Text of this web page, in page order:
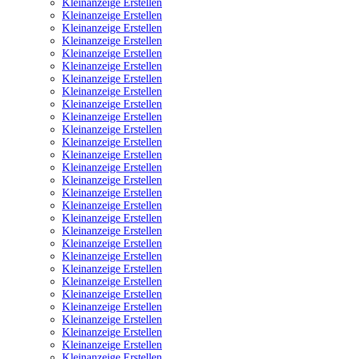
Kleinanzeige Erstellen
Kleinanzeige Erstellen
Kleinanzeige Erstellen
Kleinanzeige Erstellen
Kleinanzeige Erstellen
Kleinanzeige Erstellen
Kleinanzeige Erstellen
Kleinanzeige Erstellen
Kleinanzeige Erstellen
Kleinanzeige Erstellen
Kleinanzeige Erstellen
Kleinanzeige Erstellen
Kleinanzeige Erstellen
Kleinanzeige Erstellen
Kleinanzeige Erstellen
Kleinanzeige Erstellen
Kleinanzeige Erstellen
Kleinanzeige Erstellen
Kleinanzeige Erstellen
Kleinanzeige Erstellen
Kleinanzeige Erstellen
Kleinanzeige Erstellen
Kleinanzeige Erstellen
Kleinanzeige Erstellen
Kleinanzeige Erstellen
Kleinanzeige Erstellen
Kleinanzeige Erstellen